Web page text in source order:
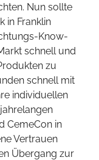
Nun sollte
in Franklin
Know-
schnell und
zu
schnell mit
individuellen
CemeCon in
Vertrauen
Übergang zur